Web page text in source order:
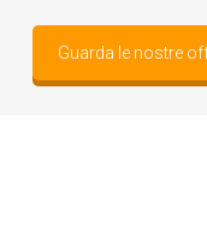
Guarda le nostre